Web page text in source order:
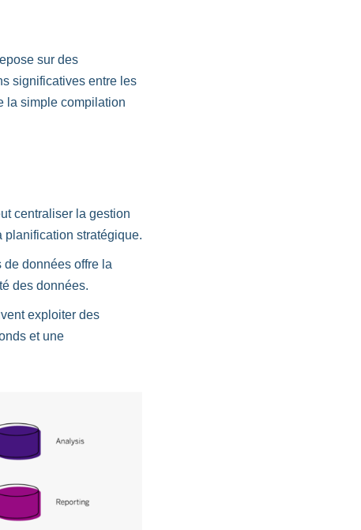
sur des
significatives entre les
la simple compilation
centraliser la gestion
planification stratégique.
données offre la
des données.
exploiter des
et une